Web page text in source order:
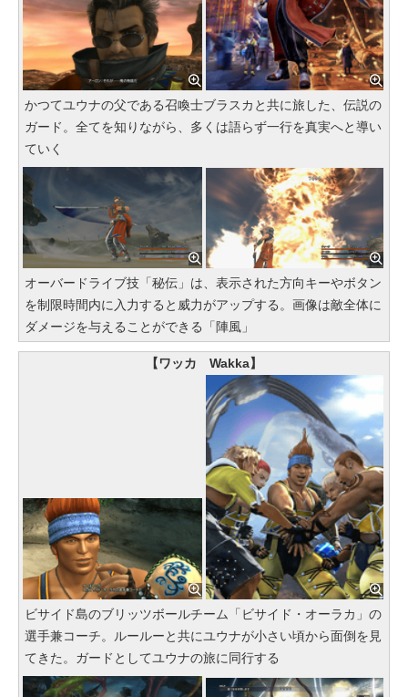
かつてユウナの父である召喚士ブラスカと共に旅した、伝説の
ガード。全てを知りながら、多くは語らず一行を真実へと導い
ていく
オーバードライブ技「秘伝」は、表示された方向キーやボタン
を制限時間内に入力すると威力がアップする。画像は敵全体に
ダメージを与えることができる「陣風」
【ワッカ Wakka】
ビサイド島のブリッツボールチーム「ビサイド・オーラカ」の
選手兼コーチ。ルールーと共にユウナが小さい頃から面倒を見
てきた。ガードとしてユウナの旅に同行する